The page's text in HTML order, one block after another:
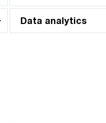
Data analytics